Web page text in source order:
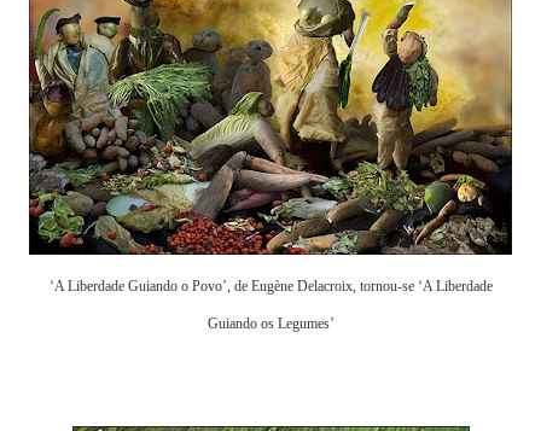
‘A Liberdade Guiando o Povo’, de Eugène Delacroix, tornou-se ‘A Liberdade
Guiando os Legumes’